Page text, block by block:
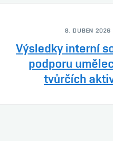
8. DUBEN 2026
Výsledky interní
podporu
tvůrčích